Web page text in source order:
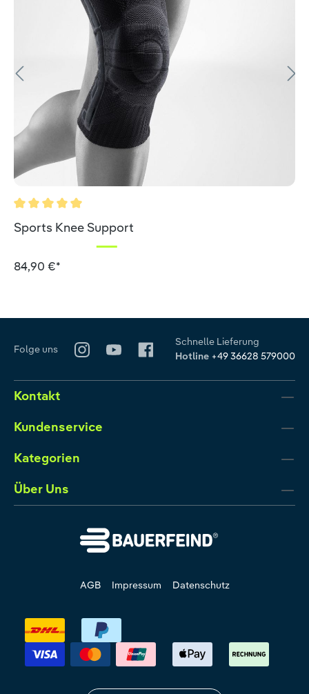
Durchschnittliche Bewertung von 5 von 5 Sternen
Sports Knee Support
84,90 €*
Folge uns
Schnelle Lieferung
Hotline +49 36628 579000
Kontakt
Kundenservice
Kategorien
Über Uns
AGB Impressum Datenschutz